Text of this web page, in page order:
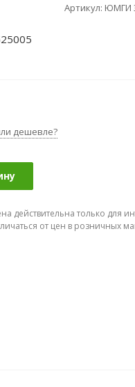
Артикул: ЮМГИ
дешевле?
действительна только для
от цен в розничных